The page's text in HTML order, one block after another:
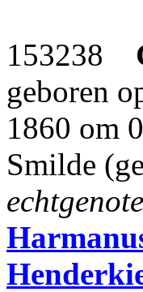
153238
geboren
1860 om
Smilde